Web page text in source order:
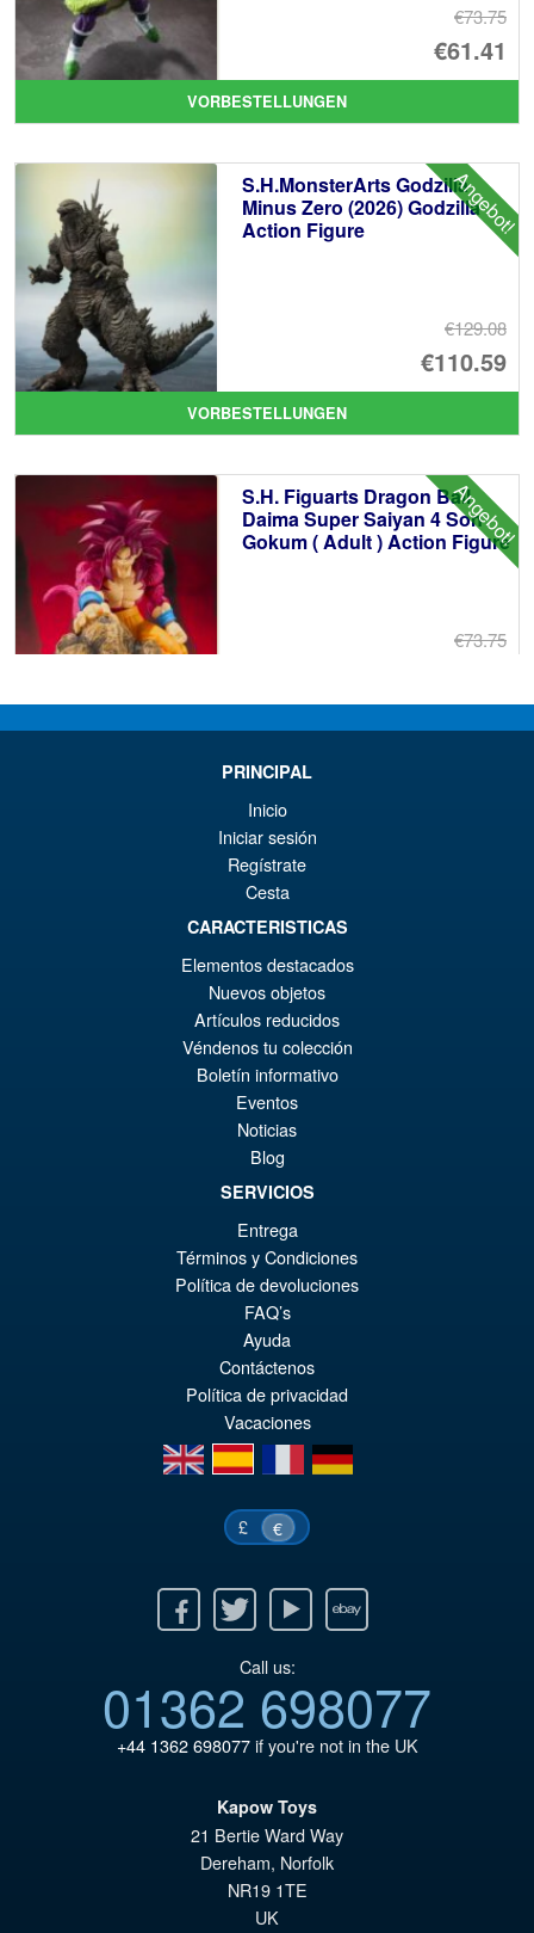
€73.75
€61.41
VORBESTELLUNGEN
Angebot!
S.H.MonsterArts Godzilla
Minus Zero (2026) Godzilla
Action Figure
€129.08
€110.59
VORBESTELLUNGEN
Angebot!
S.H. Figuarts Dragon Ball
Daima Super Saiyan 4 Son
Gokum ( Adult ) Action Figure
€73.75
S.H.Figuarts Demon Slayer
Kimetsu no Yaiba Inosuke
Hashibira Action Figure
VORBESTELLUNGEN
S.H.Figuarts Demon Slayer
Kimetsu no Yaiba Zenitsu
Agatsuma Action Figure
VORBESTELLUNGEN
PRINCIPAL
Inicio
Iniciar sesión
Regístrate
Cesta
CARACTERISTICAS
Elementos destacados
Nuevos objetos
Artículos reducidos
Véndenos tu colección
Boletín informativo
Eventos
Noticias
Blog
SERVICIOS
Entrega
Términos y Condiciones
Política de devoluciones
FAQ’s
Ayuda
Contáctenos
Política de privacidad
Vacaciones
en
es fr de
£ €
Twitter Youtube Ebay
Call us:
01362 698077
+44 1362 698077if you're not in the UK
Kapow Toys
21 Bertie Ward Way
Dereham, Norfolk
NR19 1TE
UK